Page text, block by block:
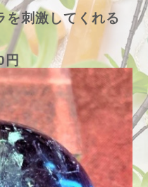
を刺激してくれる